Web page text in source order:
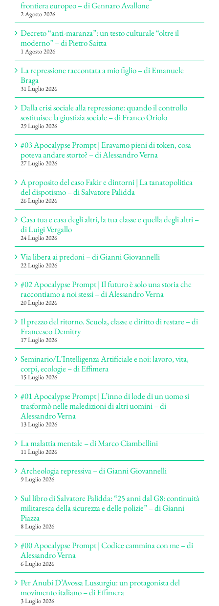
frontiera europeo – di Gennaro Avallone
2 Agosto 2026
Decreto “anti-maranza”: un testo culturale “oltre il
moderno” – di Pietro Saitta
1 Agosto 2026
La repressione raccontata a mio figlio – di Emanuele
Braga
31 Luglio 2026
Dalla crisi sociale alla repressione: quando il controllo
sostituisce la giustizia sociale – di Franco Oriolo
29 Luglio 2026
#03 Apocalypse Prompt | Eravamo pieni di token, cosa
poteva andare storto? – di Alessandro Verna
27 Luglio 2026
A proposito del caso Fakir e dintorni | La tanatopolitica
del dispotismo – di Salvatore Palidda
26 Luglio 2026
Casa tua e casa degli altri, la tua classe e quella degli altri –
di Luigi Vergallo
24 Luglio 2026
Via libera ai predoni – di Gianni Giovannelli
22 Luglio 2026
#02 Apocalypse Prompt | Il futuro è solo una storia che
raccontiamo a noi stessi – di Alessandro Verna
20 Luglio 2026
Il prezzo del ritorno. Scuola, classe e diritto di restare – di
Francesco Demitry
17 Luglio 2026
Seminario/L’Intelligenza Artificiale e noi: lavoro, vita,
corpi, ecologie – di Effimera
15 Luglio 2026
#01 Apocalypse Prompt | L’inno di lode di un uomo si
trasformò nelle maledizioni di altri uomini – di
Alessandro Verna
13 Luglio 2026
La malattia mentale – di Marco Ciambellini
11 Luglio 2026
Archeologia repressiva – di Gianni Giovannelli
9 Luglio 2026
Sul libro di Salvatore Palidda: “25 anni dal G8: continuità
militaresca della sicurezza e delle polizie” – di Gianni
Piazza
8 Luglio 2026
#00 Apocalypse Prompt | Codice cammina con me – di
Alessandro Verna
6 Luglio 2026
Per Anubi D’Avossa Lussurgiu: un protagonista del
movimento italiano – di Effimera
3 Luglio 2026